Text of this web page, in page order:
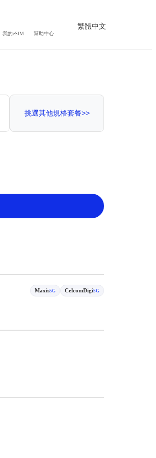
我的eSIM 幫助中心
繁體中文
挑選其他規格套餐>>
Maxis5G CelcomDigi5G